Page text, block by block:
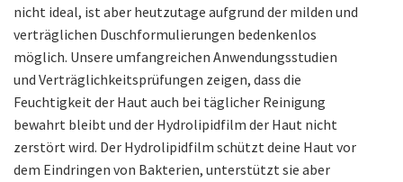
nicht ideal, ist aber heutzutage aufgrund der milden und
verträglichen Duschformulierungen bedenkenlos
möglich. Unsere umfangreichen Anwendungsstudien
und Verträglichkeitsprüfungen zeigen, dass die
Feuchtigkeit der Haut auch bei täglicher Reinigung
bewahrt bleibt und der Hydrolipidfilm der Haut nicht
zerstört wird. Der Hydrolipidfilm schützt deine Haut vor
dem Eindringen von Bakterien, unterstützt sie aber